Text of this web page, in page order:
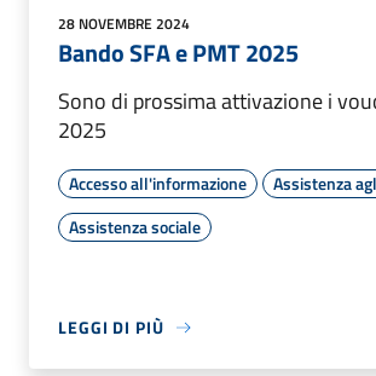
28 NOVEMBRE 2024
Bando SFA e PMT 2025
Sono di prossima attivazione i
2025
Accesso all'informazione
Assistenza
Assistenza sociale
LEGGI DI PIÙ